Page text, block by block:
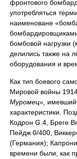
фронтового
употребляться
наименоване
бомбовой нагрузки
делились также на
оборудования и
Как тип боевого
Мировой войны
Муромец», имевший
характеристики.
Кодрон G.4, Бреге
Пейдж 0/400,
(Германия);
времени были, как